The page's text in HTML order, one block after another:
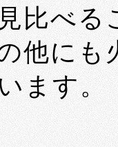
比べる
他に
ます。